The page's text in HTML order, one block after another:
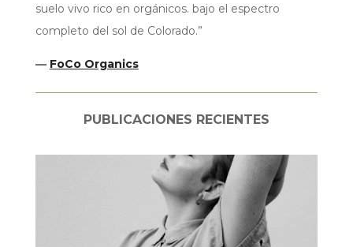
suelo vivo rico en orgánicos. bajo el espectro
completo del sol de Colorado.”
— FoCo Organics
PUBLICACIONES RECIENTES